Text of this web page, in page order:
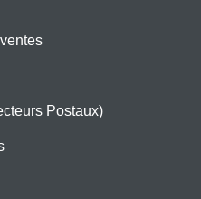
Postaux)